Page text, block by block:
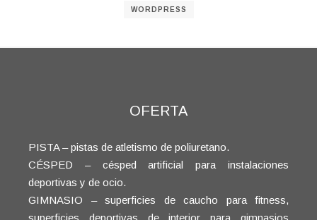
WORDPRESS
OFERTA
PISTA – pistas de atletismo de poliuretano.
CÉSPED – césped artificial para instalaciones
deportivas y de ocio.
GIMNASIO – superficies de caucho para fitness,
superficies deportivas de interior para gimnasios